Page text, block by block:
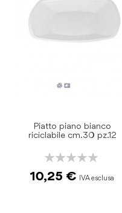
Piatto piano bianco
riciclabile cm.30 pz.12
Rating:
10,25 €